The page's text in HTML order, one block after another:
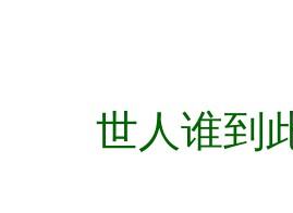
世人谁到